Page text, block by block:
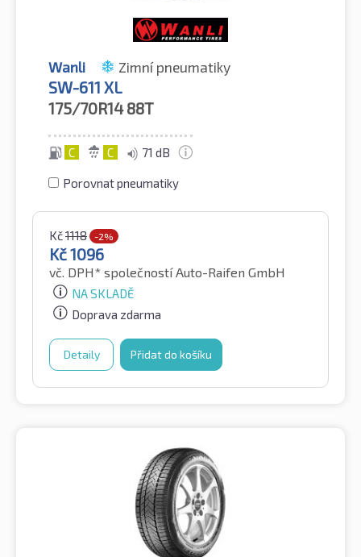
Wanli Zimní pneumatiky
SW-611 XL
175/70R14 88T
C C 71 dB
Porovnat pneumatiky
Kč1118 -2%
Kč1096
vč. DPH* společností Auto-Raifen GmbH
NA SKLADĚ
Doprava zdarma
Detaily Přidat do košíku